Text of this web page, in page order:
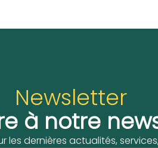
Newsletter
à notre
les dernières actualités,